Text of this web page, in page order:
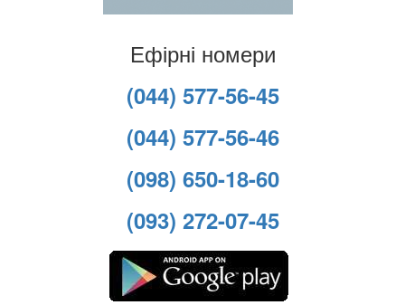
Ефірні номери
(044) 577-56-45
(044) 577-56-46
(098) 650-18-60
(093) 272-07-45